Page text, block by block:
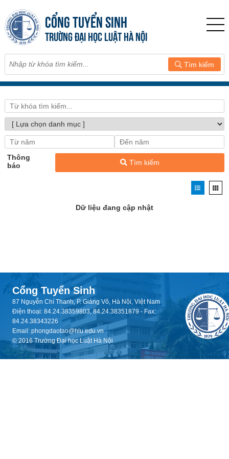
CỔNG TUYỂN SINH
TRƯỜNG ĐẠI HỌC LUẬT HÀ NỘI
Tìm kiếm
Thông
báo
Tìm kiếm
Dữ liệu đang cập nhật
Cổng Tuyển Sinh
87 Nguyễn Chí Thanh, P. Giảng Võ, Hà Nội, Việt Nam
Điện thoại: 84.24.38359803, 84.24.38351879 - Fax:
84.24.38343226
Email: phongdaotao@hlu.edu.vn
© 2016 Trường Đại học Luật Hà Nội